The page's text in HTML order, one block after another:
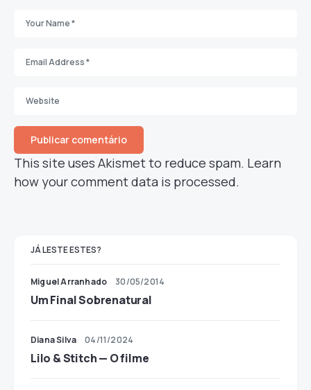
This site uses Akismet to reduce spam. Learn
how your comment data is processed.
JÁ LESTE ESTES?
Miguel Arranhado 30/05/2014
Um Final Sobrenatural
Diana Silva 04/11/2024
Lilo & Stitch — O filme